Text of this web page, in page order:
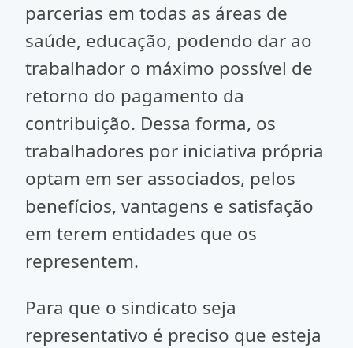
parcerias em todas as áreas de
saúde, educação, podendo dar ao
trabalhador o máximo possível de
retorno do pagamento da
contribuição. Dessa forma, os
trabalhadores por iniciativa própria
optam em ser associados, pelos
benefícios, vantagens e satisfação
em terem entidades que os
representem.
Para que o sindicato seja
representativo é preciso que esteja